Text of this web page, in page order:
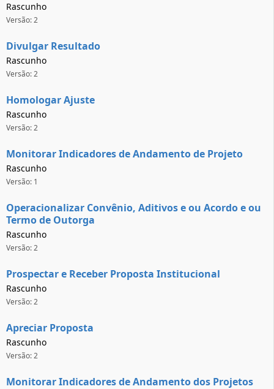
Rascunho
Versão: 2
Divulgar Resultado
Rascunho
Versão: 2
Homologar Ajuste
Rascunho
Versão: 2
Monitorar Indicadores de Andamento de Projeto
Rascunho
Versão: 1
Operacionalizar Convênio, Aditivos e ou Acordo e ou
Termo de Outorga
Rascunho
Versão: 2
Prospectar e Receber Proposta Institucional
Rascunho
Versão: 2
Apreciar Proposta
Rascunho
Versão: 2
Monitorar Indicadores de Andamento dos Projetos